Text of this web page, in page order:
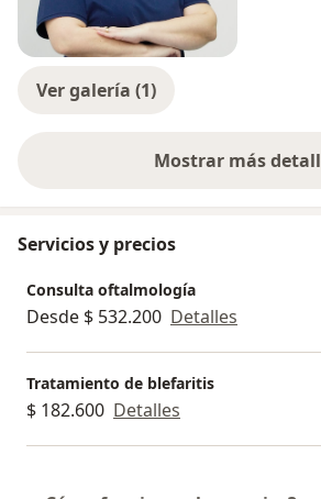
Ver galería (1)
Mostrar mássobre la
Servicios y precios
Consulta oftalmología
Desde $ 532.200 Detalles
Tratamiento de blefaritis
$ 182.600 Detalles